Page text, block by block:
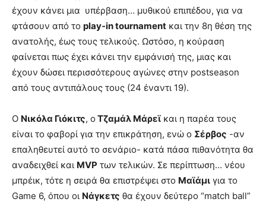
έχουν κάνει μια υπέρβαση… μυθικού επιπέδου, για να
φτάσουν από το play-in tournament και την 8η θέση της
ανατολής, έως τους τελικούς. Ωστόσο, η κούραση
φαίνεται πως έχει κάνει την εμφάνισή της, μιας και
έχουν δώσει περισσότερους αγώνες στην postseason
από τους αντιπάλους τους (24 έναντι 19).
Ο Νικόλα Γιόκιτς, ο Τζαμάλ Μάρεϊ και η παρέα τους
είναι το φαβορί για την επικράτηση, ενώ ο Σέρβος -αν
επαληθευτεί αυτό το σενάριο- κατά πάσα πιθανότητα θα
αναδειχθεί και MVP των τελικών. Σε περίπτωση… νέου
μπρέικ, τότε η σειρά θα επιστρέψει στο Μαϊάμι για το
Game 6, όπου οι Νάγκετς θα έχουν δεύτερο “match ball”